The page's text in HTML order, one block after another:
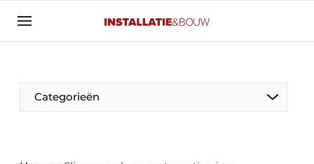
Aanmelden
Banner overzicht
BedrijvenAanmeldenBedankt voor de aanmelding
Categorieën